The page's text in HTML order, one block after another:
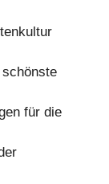
für die